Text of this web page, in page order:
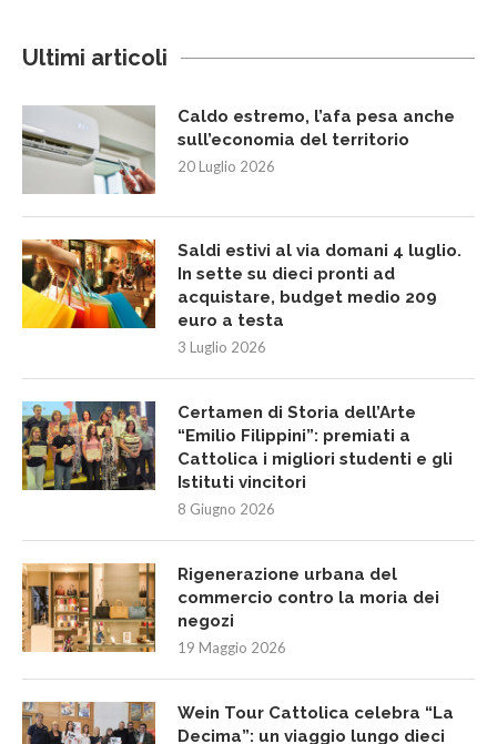
Ultimi articoli
Caldo estremo, l’afa pesa anche
sull’economia del territorio
20 Luglio 2026
Saldi estivi al via domani 4 luglio.
In sette su dieci pronti ad
acquistare, budget medio 209
euro a testa
3 Luglio 2026
Certamen di Storia dell’Arte
“Emilio Filippini”: premiati a
Cattolica i migliori studenti e gli
Istituti vincitori
8 Giugno 2026
Rigenerazione urbana del
commercio contro la moria dei
negozi
19 Maggio 2026
Wein Tour Cattolica celebra “La
Decima”: un viaggio lungo dieci